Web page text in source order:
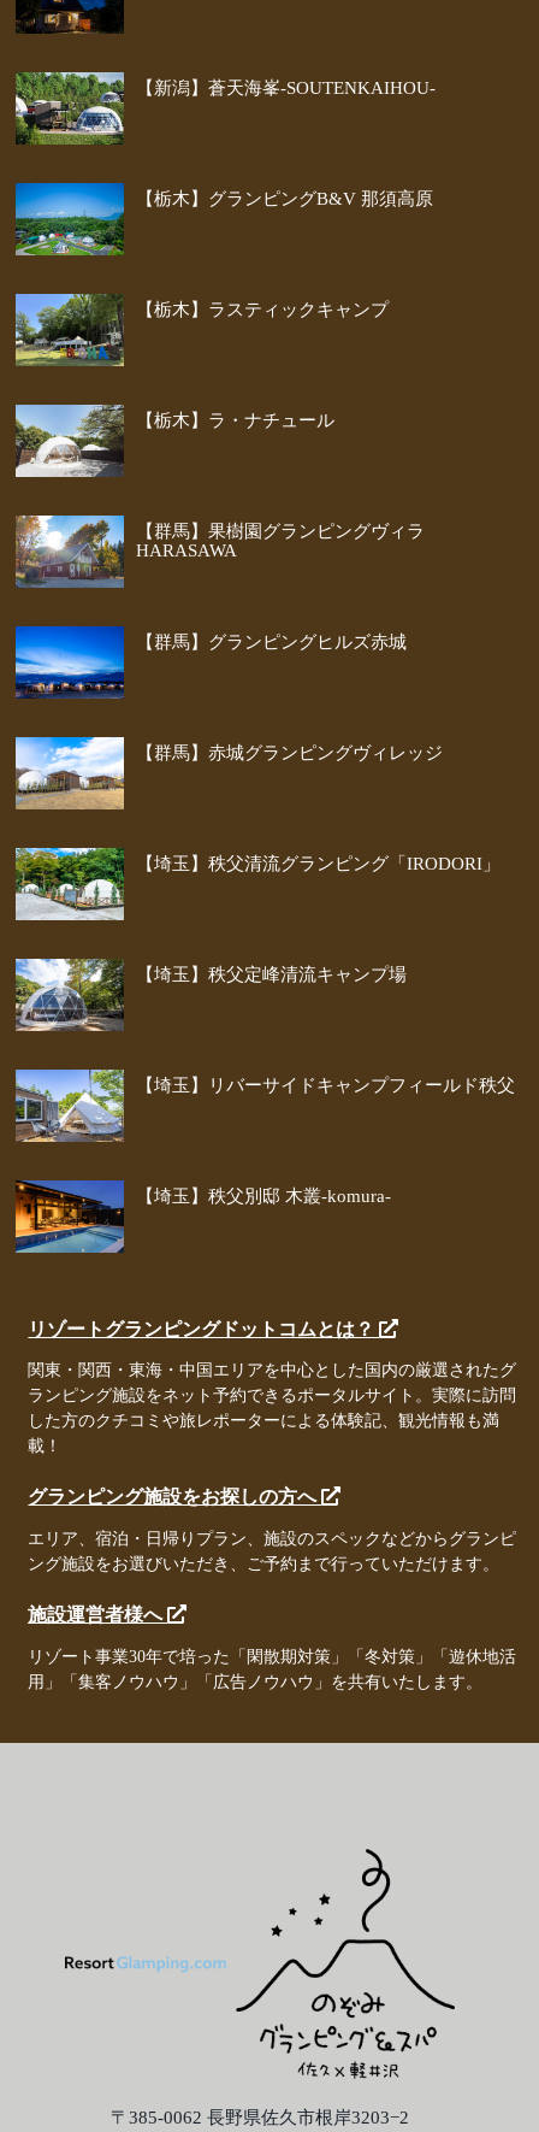
【新潟】蒼天海峯-SOUTENKAIHOU-
【栃木】グランピングB&V 那須高原
【栃木】ラスティックキャンプ
【栃木】ラ・ナチュール
【群馬】果樹園グランピングヴィラ
HARASAWA
【群馬】グランピングヒルズ赤城
【群馬】赤城グランピングヴィレッジ
【埼玉】秩父清流グランピング「IRODORI」
【埼玉】秩父定峰清流キャンプ場
【埼玉】リバーサイドキャンプフィールド秩父
【埼玉】秩父別邸 木叢-komura-
リゾートグランピングドットコムとは？
関東・関西・東海・中国エリアを中心とした国内の厳選されたグ
ランピング施設をネット予約できるポータルサイト。実際に訪問
した方のクチコミや旅レポーターによる体験記、観光情報も満
載！
グランピング施設をお探しの方へ
エリア、宿泊・日帰りプラン、施設のスペックなどからグランピ
ング施設をお選びいただき、ご予約まで行っていただけます。
施設運営者様へ
リゾート事業30年で培った「閑散期対策」「冬対策」「遊休地活
用」「集客ノウハウ」「広告ノウハウ」を共有いたします。
〒385-0062 長野県佐久市根岸3203−2